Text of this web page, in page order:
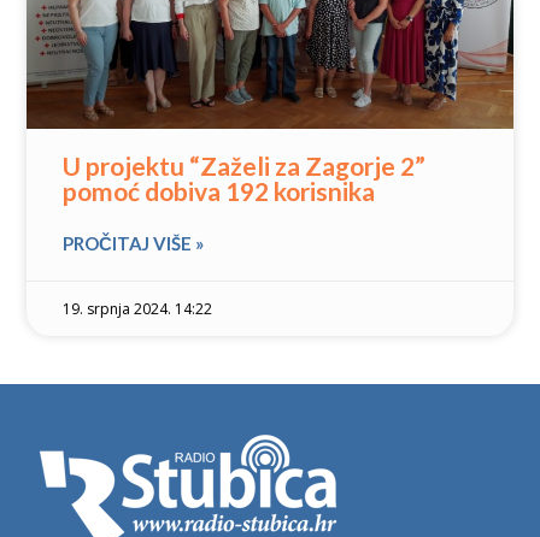
U projektu “Zaželi za Zagorje 2”
pomoć dobiva 192 korisnika
PROČITAJ VIŠE »
19. srpnja 2024. 14:22